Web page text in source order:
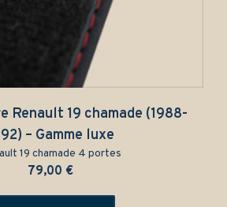
Renault 19 chamade (1988-
– Gamme luxe
19 chamade 4 portes
79,00€